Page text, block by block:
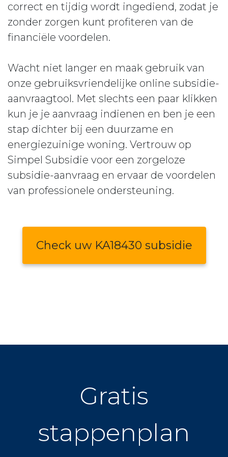
correct en tijdig wordt ingediend, zodat je
zonder zorgen kunt profiteren van de
financiële voordelen.
Wacht niet langer en maak gebruik van
onze gebruiksvriendelijke online subsidie-
aanvraagtool. Met slechts een paar klikken
kun je je aanvraag indienen en ben je een
stap dichter bij een duurzame en
energiezuinige woning. Vertrouw op
Simpel Subsidie voor een zorgeloze
subsidie-aanvraag en ervaar de voordelen
van professionele ondersteuning.
Check uw KA18430 subsidie
Gratis
stappenplan